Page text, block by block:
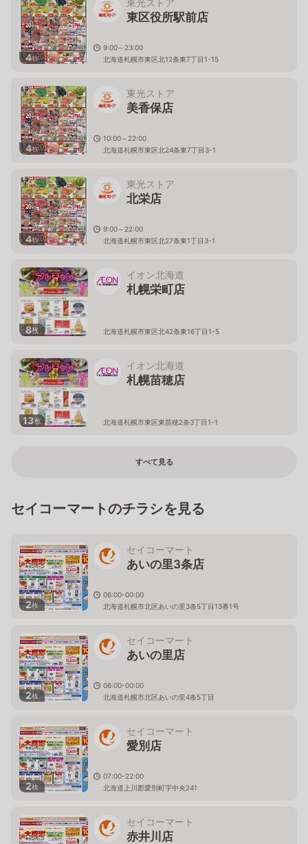
4枚
東区役所駅前店
9:00～23:00
北海道札幌市東区北12条東7丁目1-15
4枚
東光ストア
美香保店
10:00～22:00
北海道札幌市東区北24条東7丁目3-1
4枚
東光ストア
北栄店
9:00～22:00
北海道札幌市東区北27条東1丁目3-1
8枚
イオン北海道
札幌栄町店
北海道札幌市東区北42条東16丁目1-5
13枚
イオン北海道
札幌苗穂店
北海道札幌市東区東苗穂2条3丁目1-1
すべて見る
セイコーマートのチラシを見る
2枚
セイコーマート
あいの里3条店
06:00-00:00
北海道札幌市北区あいの里3条5丁目13番1号
2枚
セイコーマート
あいの里店
06:00-00:00
北海道札幌市北区あいの里4条5丁目
2枚
セイコーマート
愛別店
07:00-22:00
北海道上川郡愛別町字中央241
セイコーマート
赤井川店